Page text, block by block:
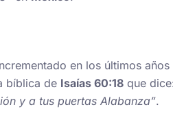
en los últimos
bíblica de Isaías 60:18 que
y a tus puertas Alabanza”.